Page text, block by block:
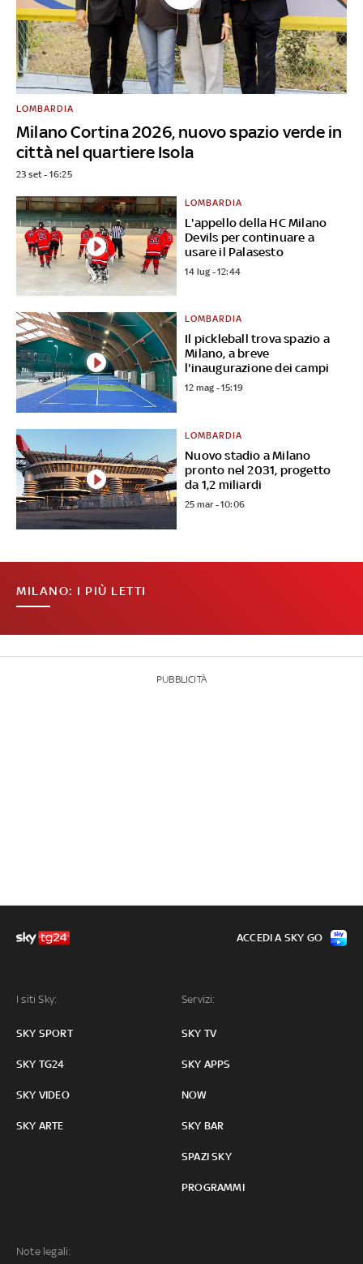
Milano Cortina 2026, nuovo spazio verde in
città nel quartiere Isola
LOMBARDIA
23 set - 16:25
L'appello della HC Milano
Devils per continuare a
usare il Palasesto
LOMBARDIA
14 lug - 12:44
Il pickleball trova spazio a
Milano, a breve
l'inaugurazione dei campi
LOMBARDIA
12 mag - 15:19
Nuovo stadio a Milano
pronto nel 2031, progetto
da 1,2 miliardi
LOMBARDIA
25 mar - 10:06
MILANO: I PIÙ LETTI
PUBBLICITÀ
I siti Sky:
SKY SPORT
SKY TG24
SKY VIDEO
SKY ARTE
Servizi:
SKY TV
SKY APPS
NOW
SKY BAR
SPAZI SKY
PROGRAMMI
Note legali:
ACCEDI A SKY GO